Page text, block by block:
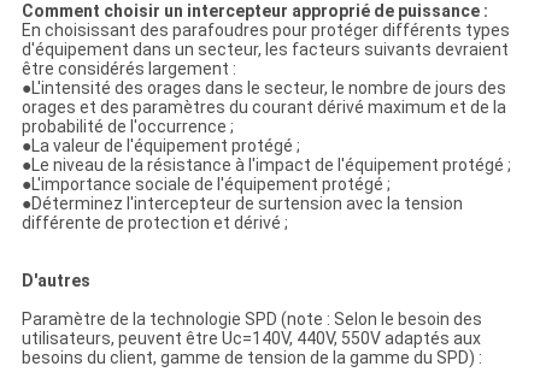
Comment choisir un intercepteur approprié de puissance :
En choisissant des parafoudres pour protéger différents types
d'équipement dans un secteur, les facteurs suivants devraient
être considérés largement :
●L'intensité des orages dans le secteur, le nombre de jours des
orages et des paramètres du courant dérivé maximum et de la
probabilité de l'occurrence ;
●La valeur de l'équipement protégé ;
●Le niveau de la résistance à l'impact de l'équipement protégé ;
●L'importance sociale de l'équipement protégé ;
●Déterminez l'intercepteur de surtension avec la tension
différente de protection et dérivé ;
D'autres
Paramètre de la technologie SPD (note : Selon le besoin des
utilisateurs, peuvent être Uc=140V, 440V, 550V adaptés aux
besoins du client, gamme de tension de la gamme du SPD) :